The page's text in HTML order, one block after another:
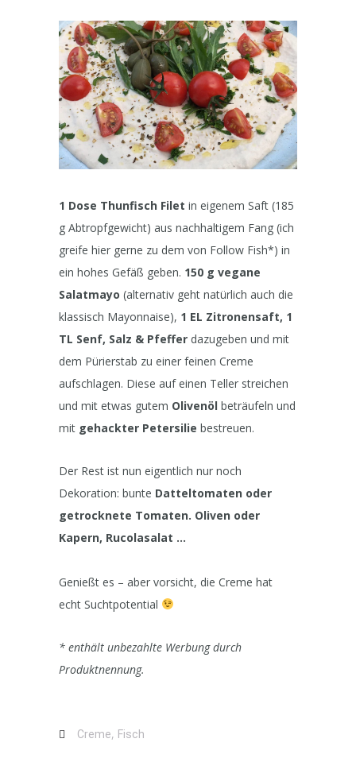
1 Dose Thunfisch Filet in eigenem Saft (185
g Abtropfgewicht) aus nachhaltigem Fang (ich
greife hier gerne zu dem von Follow Fish*) in
ein hohes Gefäß geben. 150 g vegane
Salatmayo (alternativ geht natürlich auch die
klassisch Mayonnaise), 1 EL Zitronensaft, 1
TL Senf, Salz & Pfeffer dazugeben und mit
dem Pürierstab zu einer feinen Creme
aufschlagen. Diese auf einen Teller streichen
und mit etwas gutem Olivenöl beträufeln und
mit gehackter Petersilie bestreuen.
Der Rest ist nun eigentlich nur noch
Dekoration: bunte Datteltomaten oder
getrocknete Tomaten. Oliven oder
Kapern, Rucolasalat …
Genießt es – aber vorsicht, die Creme hat
echt Suchtpotential
* enthält unbezahlte Werbung durch
Produktnennung.
Creme, Fisch